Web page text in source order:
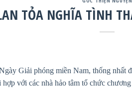
TỎA NGHĨA TÌNH
Giải phóng miền Nam, thống nhất
với các nhà hảo tâm tổ chức